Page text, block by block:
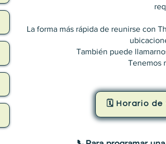
La forma más rápida de reunirse con
También puede
Tenemos
🗓️ Horario